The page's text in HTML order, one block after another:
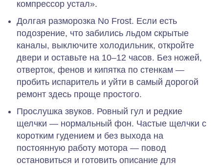
компрессор устал».
Долгая разморозка No Frost. Если есть
подозрение, что забились льдом скрытые
каналы, выключите холодильник, откройте
двери и оставьте на 10–12 часов. Без ножей,
отверток, фенов и кипятка по стенкам —
пробить испаритель и уйти в самый дорогой
ремонт здесь проще простого.
Прослушка звуков. Ровный гул и редкие
щелчки — нормальный фон. Частые щелчки с
коротким гудением и без выхода на
постоянную работу мотора — повод
остановиться и готовить описание для